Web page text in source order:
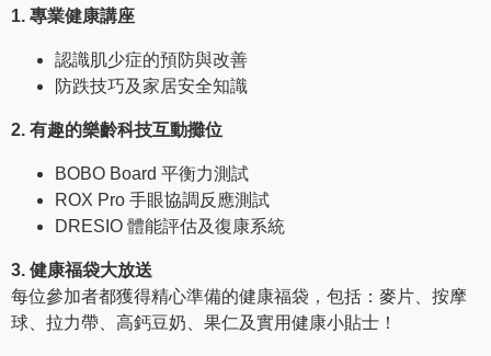
1. 專業健康講座
認識肌少症的預防與改善
防跌技巧及家居安全知識
2. 有趣的樂齡科技互動攤位
BOBO Board 平衡力測試
ROX Pro 手眼協調反應測試
DRESIO 體能評估及復康系統
3. 健康福袋大放送
每位參加者都獲得精心準備的健康福袋，包括：麥片、按摩
球、拉力帶、高鈣豆奶、果仁及實用健康小貼士！